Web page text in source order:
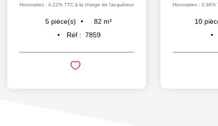
Honoraires : 4,22% TTC à la charge de l'acquéreur
5 pièce(s) 82 m²
Réf : 7859
Honoraires : 3,36%
10